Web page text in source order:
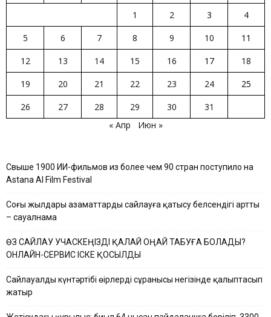
1 2 3
4
5
6 7 8 9 10
11
12
13 14 15 16 17
18
19
20 21 22 23 24
25
26
27 28 29 30
31
« Апр
Июн »
Свыше 1900 ИИ-фильмов из более чем 90 стран поступило на
Astana AI Film Festival
Соңғы жылдары азаматтардың сайлауға қатысу белсендігі артты
– сауалнама
ӨЗ САЙЛАУ УЧАСКЕҢІЗДІ ҚАЛАЙ ОҢАЙ ТАБУҒА БОЛАДЫ?
ОНЛАЙН-СЕРВИС ІСКЕ ҚОСЫЛДЫ
Сайлауалды күнтәртібі өңірлердің сұранысы негізінде қалыптасып
жатыр